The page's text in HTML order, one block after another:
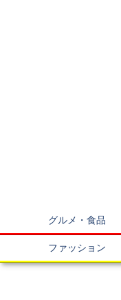
グルメ・食品
ファッション